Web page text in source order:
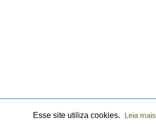
Esse site utiliza cookies. Leia mais